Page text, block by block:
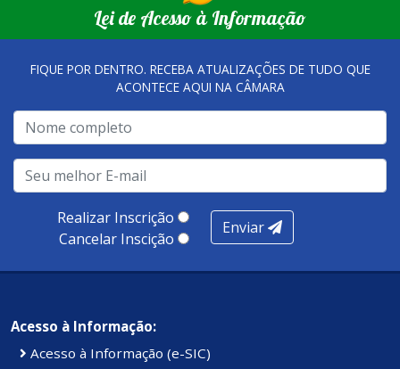
Lei de Acesso à Informação
FIQUE POR DENTRO. RECEBA ATUALIZAÇÕES DE TUDO QUE
ACONTECE AQUI NA CÂMARA
Realizar Inscrição
Cancelar Inscição
Enviar
Acesso à Informação:
Acesso à Informação (e-SIC)